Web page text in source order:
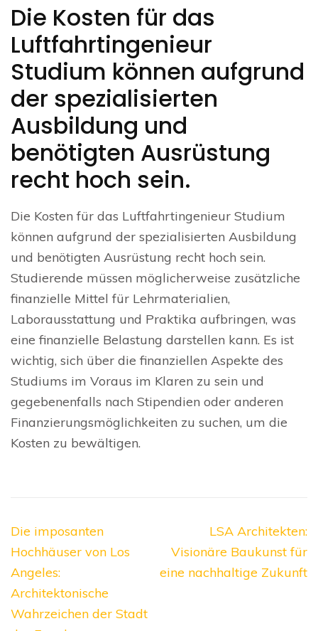
Die Kosten für das
Luftfahrtingenieur
Studium können aufgrund
der spezialisierten
Ausbildung und
benötigten Ausrüstung
recht hoch sein.
Die Kosten für das Luftfahrtingenieur Studium
können aufgrund der spezialisierten Ausbildung
und benötigten Ausrüstung recht hoch sein.
Studierende müssen möglicherweise zusätzliche
finanzielle Mittel für Lehrmaterialien,
Laborausstattung und Praktika aufbringen, was
eine finanzielle Belastung darstellen kann. Es ist
wichtig, sich über die finanziellen Aspekte des
Studiums im Voraus im Klaren zu sein und
gegebenenfalls nach Stipendien oder anderen
Finanzierungsmöglichkeiten zu suchen, um die
Kosten zu bewältigen.
Beitragsnavigation
Die imposanten
Hochhäuser von Los
Angeles:
Architektonische
Wahrzeichen der Stadt
LSA Architekten:
Visionäre Baukunst für
eine nachhaltige Zukunft